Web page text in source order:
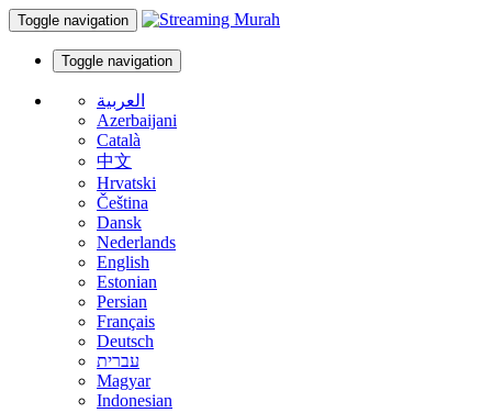
Toggle navigation
Toggle navigation
العربية
Azerbaijani
Català
中文
Hrvatski
Čeština
Dansk
Nederlands
English
Estonian
Persian
Français
Deutsch
עברית
Magyar
Indonesian